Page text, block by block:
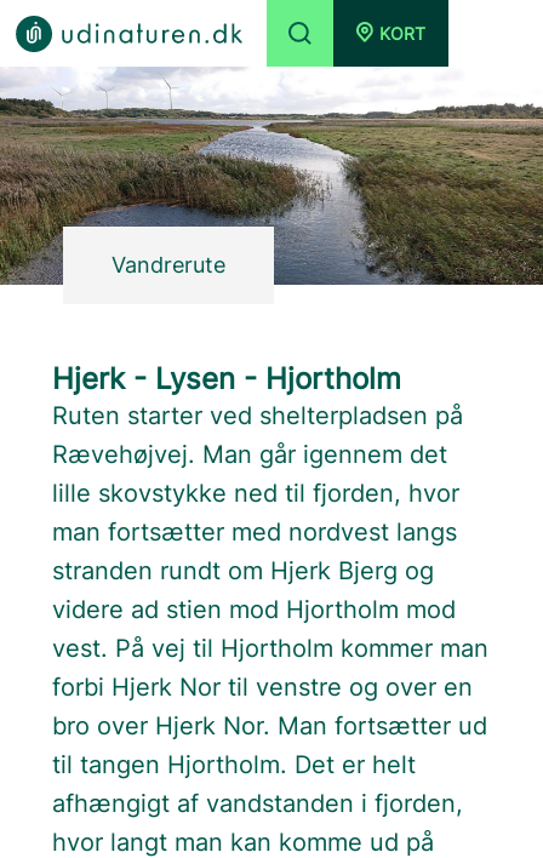
KORT
Vandrerute
Hjerk - Lysen - Hjortholm
Ruten starter ved shelterpladsen på
Rævehøjvej. Man går igennem det
lille skovstykke ned til fjorden, hvor
man fortsætter med nordvest langs
stranden rundt om Hjerk Bjerg og
videre ad stien mod Hjortholm mod
vest. På vej til Hjortholm kommer man
forbi Hjerk Nor til venstre og over en
bro over Hjerk Nor. Man fortsætter ud
til tangen Hjortholm. Det er helt
afhængigt af vandstanden i fjorden,
hvor langt man kan komme ud på